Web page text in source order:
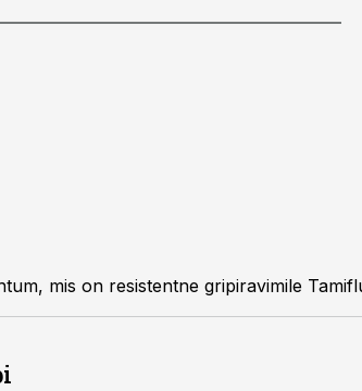
seagripi ehk uue gripi H1N1 juhtum, mis on resistentne gripiravimile